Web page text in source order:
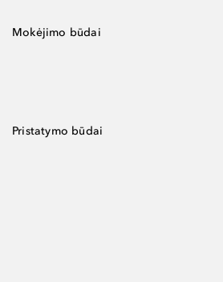
Mokėjimo būdai
Pristatymo būdai